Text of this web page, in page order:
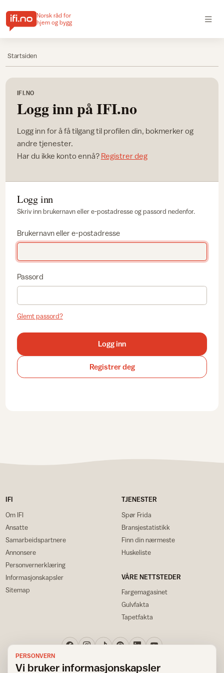
Norsk råd for
hjem og bygg
Startsiden
IFI.NO
Logg inn på IFI.no
Logg inn for å få tilgang til profilen din, bokmerker og
andre tjenester.
Har du ikke konto ennå? Registrer deg
Logg inn
Skriv inn brukernavn eller e-postadresse og passord nedenfor.
Brukernavn eller e-postadresse
Passord
Glemt passord?
Logg inn
Registrer deg
IFI
Om IFI
Ansatte
Samarbeidspartnere
Annonsere
Personvernerklæring
Informasjonskapsler
Sitemap
TJENESTER
Spør Frida
Bransjestatistikk
Finn din nærmeste
Huskeliste
VÅRE NETTSTEDER
Fargemagasinet
Gulvfakta
Tapetfakta
PERSONVERN
Vi bruker informasjonskapsler